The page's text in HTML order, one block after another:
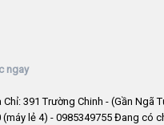
ngay
391 Trường Chinh - (Gần Ngã
(máy lẻ 4) - 0985349755 Đang có